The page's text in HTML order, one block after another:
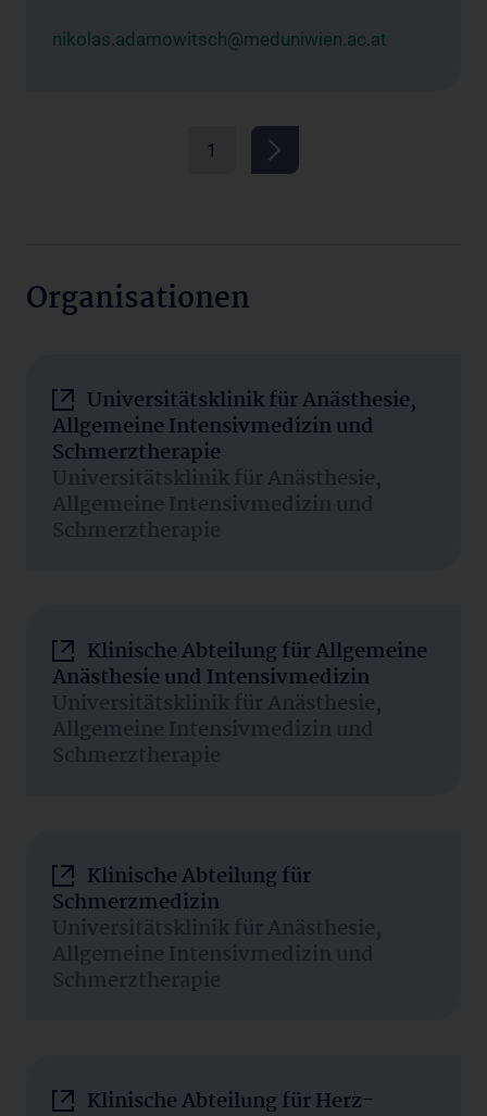
nikolas.adamowitsch@meduniwien.ac.at
1
Organisationen
Universitätsklinik für Anästhesie,
Allgemeine Intensivmedizin und
Schmerztherapie
Universitätsklinik für Anästhesie,
Allgemeine Intensivmedizin und
Schmerztherapie
Klinische Abteilung für Allgemeine
Anästhesie und Intensivmedizin
Universitätsklinik für Anästhesie,
Allgemeine Intensivmedizin und
Schmerztherapie
Klinische Abteilung für
Schmerzmedizin
Universitätsklinik für Anästhesie,
Allgemeine Intensivmedizin und
Schmerztherapie
Klinische Abteilung für Herz-